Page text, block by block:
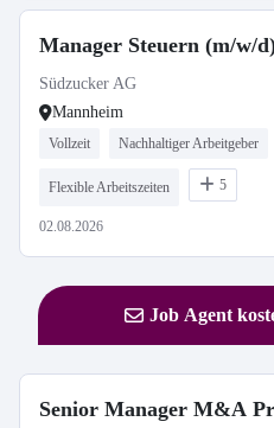
Manager Steuern (m/w/
Südzucker AG
Mannheim
Vollzeit Nachhaltiger Arbeitgeber
Flexible Arbeitszeiten 5
02.08.2026
Job Agent
Senior Manager M&A